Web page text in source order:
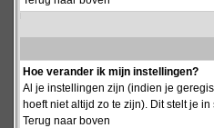
Hoe verander ik mijn instellingen?
Al je instellingen zijn (indien je
hoeft niet altijd zo te zijn). Dit stelt je
Terug naar boven